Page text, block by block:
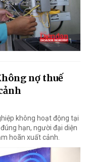
nợ thuế
không hoạt động tại
hạn, người đại diện
hoãn xuất cảnh.